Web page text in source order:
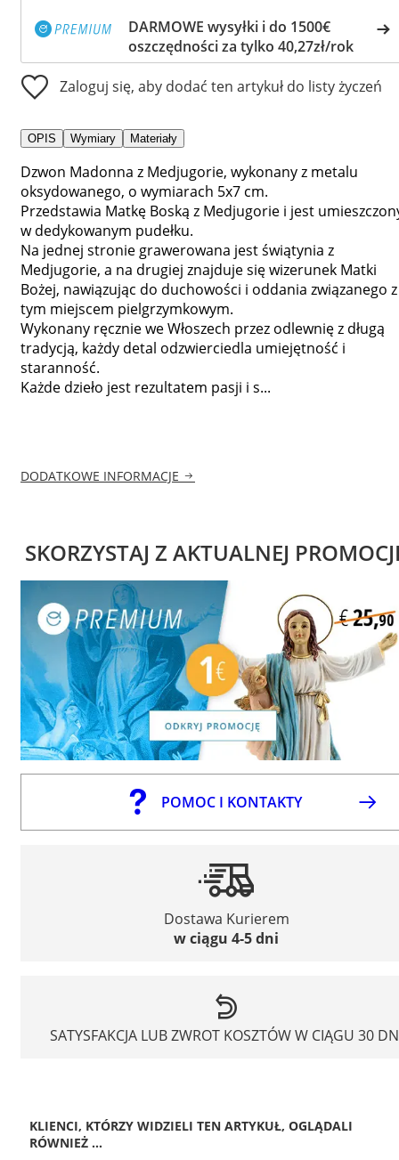
DARMOWE wysyłki i do 1500€
oszczędności za tylko 40,27zł/rok
Zaloguj się, aby dodać ten artykuł do listy życzeń
OPIS Wymiary Materiały
Dzwon Madonna z Medjugorie, wykonany z metalu
oksydowanego, o wymiarach 5x7 cm.
Przedstawia Matkę Boską z Medjugorie i jest
w dedykowanym pudełku.
Na jednej stronie grawerowana jest świątynia z
Medjugorie, a na drugiej znajduje się wizerunek Matki
Bożej, nawiązując do duchowości i oddania związanego z
tym miejscem pielgrzymkowym.
Wykonany ręcznie we Włoszech przez odlewnię z długą
tradycją, każdy detal odzwierciedla umiejętność i
staranność.
Każde dzieło jest rezultatem pasji i s...
DODATKOWE INFORMACJE
SKORZYSTAJ Z AKTUALNEJ
POMOC I KONTAKTY
Dostawa Kurierem
w ciągu 4-5 dni
SATYSFAKCJA LUB ZWROT KOSZTÓW W CIĄGU 30
KLIENCI, KTÓRZY WIDZIELI TEN ARTYKUŁ, OGLĄDALI
RÓWNIEŻ ...